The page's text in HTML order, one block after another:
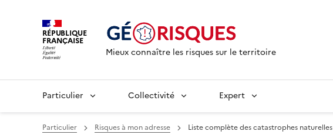
RÉPUBLIQUE
FRANÇAISE
Mieux connaître les risques sur le territoire
Particulier Collectivité Expert
Particulier Risques à mon adresse Liste complète des catastrophes naturelles